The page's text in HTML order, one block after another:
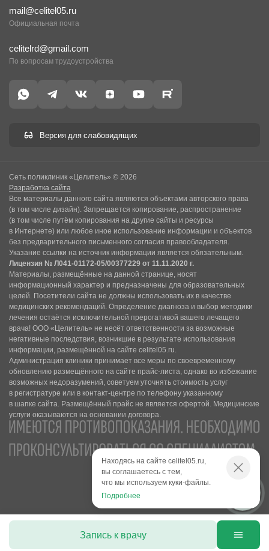
Запись к врачу
mail@celitel05.ru
Официальная почта
celitelrd@gmail.com
По вопросам трудоустройства
Версия для слабовидящих
Сеть поликлиник «Целитель» © 2026
Разработка сайта
Все материалы данного сайта являются объектами авторского права
(в том числе дизайн). Запрещается копирование, распространение
(в том числе путём копирования на другие сайты и ресурсы
в Интернете) или любое иное использование информации и объектов
без предварительного письменного согласия правообладателя.
Указание ссылки на источник информации является обязательным.
Лицензия № Л041-01172-05/00377229 от 11.11.2020 г.
Материалы, размещённые на данной странице, носят
информационный характер и предназначены для образовательных
целей. Посетители сайта не должны использовать их в качестве
медицинских рекомендаций. Определение диагноза и выбор методики
лечения остаётся исключительной прерогативой вашего лечащего
врача! ООО «Целитель» не несёт ответственности за возможные
негативные последствия, возникшие в результате использования
информации, размещённой на сайте celitel05.ru.
Администрация клиники принимает все меры по своевременному
обновлению размещённого на сайте прайс-листа, однако во избежание
возможных недоразумений, советуем уточнять стоимость услуг
в регистратуре или в контакт-центре по телефону указанному
в шапке сайта. Размещённый прайс не является офертой. Медицинские
услуги оказываются на основании договора.
Находясь на сайте celitel05.ru,
вы соглашаетесь с тем,
что мы используем куки-файлы.
Подробнее